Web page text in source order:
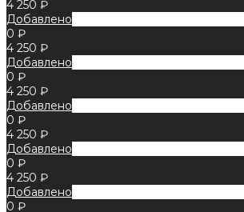
4 250 ₽
Добавлено
0 ₽
4 250 ₽
Добавлено
0 ₽
4 250 ₽
Добавлено
0 ₽
4 250 ₽
Добавлено
0 ₽
4 250 ₽
Добавлено
0 ₽